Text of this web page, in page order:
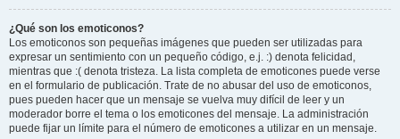
¿Qué son los emoticonos?
Los emoticonos son pequeñas imágenes que pueden ser utilizadas para
expresar un sentimiento con un pequeño código, e.j. :) denota felicidad,
mientras que :( denota tristeza. La lista completa de emoticones puede verse
en el formulario de publicación. Trate de no abusar del uso de emoticonos,
pues pueden hacer que un mensaje se vuelva muy difícil de leer y un
moderador borre el tema o los emoticones del mensaje. La administración
puede fijar un límite para el número de emoticones a utilizar en un mensaje.